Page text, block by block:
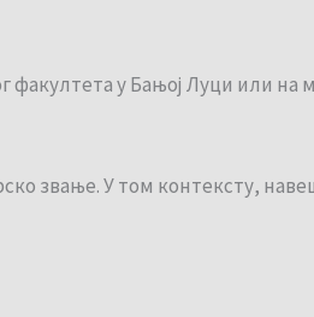
у Бањој Луци или на
звање. У том контексту,